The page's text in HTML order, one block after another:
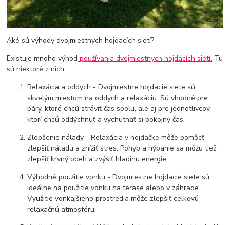
Aké sú výhody dvojmiestnych hojdacích sietí?
Existuje mnoho výhod používania dvojmiestnych hojdacích sietí. Tu
sú niektoré z nich:
Relaxácia a oddych - Dvojmiestne hojdacie siete sú
skvelým miestom na oddych a relaxáciu. Sú vhodné pre
páry, ktoré chcú stráviť čas spolu, ale aj pre jednotlivcov,
ktorí chcú oddýchnuť a vychutnať si pokojný čas.
Zlepšenie nálady - Relaxácia v hojdačke môže pomôcť
zlepšiť náladu a znížiť stres. Pohyb a hýbanie sa môžu tiež
zlepšiť krvný obeh a zvýšiť hladinu energie.
Výhodné použitie vonku - Dvojmiestne hojdacie siete sú
ideálne na použitie vonku na terase alebo v záhrade.
Využitie vonkajšieho prostredia môže zlepšiť celkovú
relaxačnú atmosféru.